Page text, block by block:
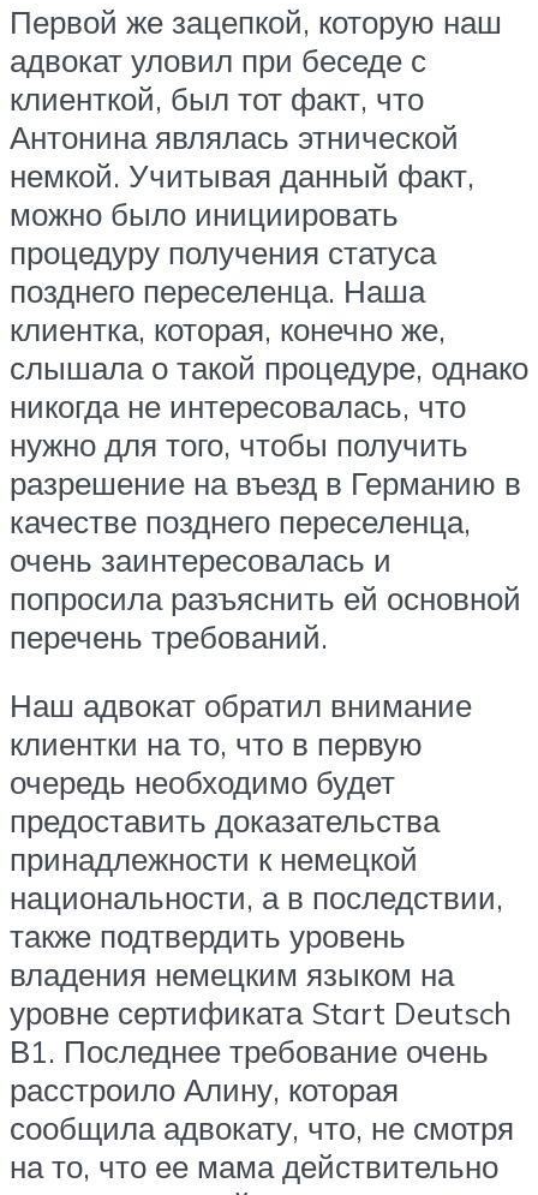
Первой же зацепкой, которую наш
адвокат уловил при беседе с
клиенткой, был тот факт, что
Антонина являлась этнической
немкой. Учитывая данный факт,
можно было инициировать
процедуру получения статуса
позднего переселенца. Наша
клиентка, которая, конечно же,
слышала о такой процедуре, однако
никогда не интересовалась, что
нужно для того, чтобы получить
разрешение на въезд в Германию в
качестве позднего переселенца,
очень заинтересовалась и
попросила разъяснить ей основной
перечень требований.
Наш адвокат обратил внимание
клиентки на то, что в первую
очередь необходимо будет
предоставить доказательства
принадлежности к немецкой
национальности, а в последствии,
также подтвердить уровень
владения немецким языком на
уровне сертификата Start Deutsch
В1. Последнее требование очень
расстроило Алину, которая
сообщила адвокату, что, не смотря
на то, что ее мама действительно